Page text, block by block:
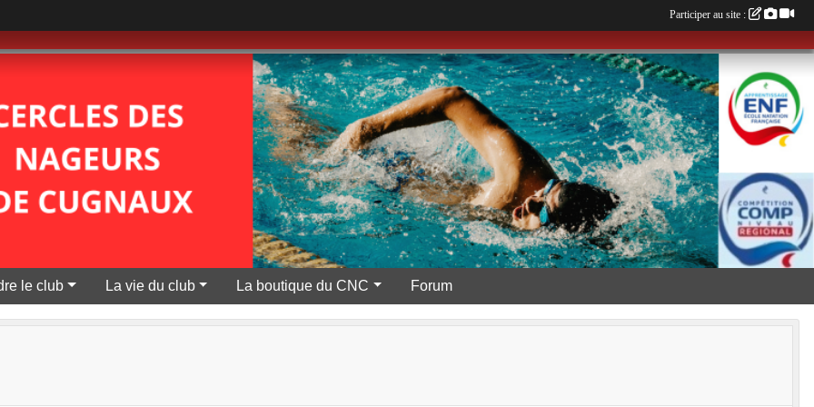
le club La vie du club La boutique du CNC Forum
Participer au site :